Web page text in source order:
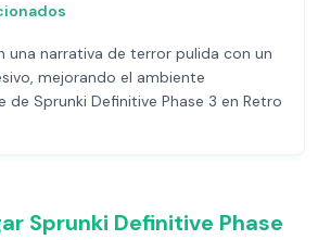
una narrativa de terror pulida con un
mejorando el ambiente
de Sprunki Definitive Phase 3 en Retro
Sprunki Definitive Phase